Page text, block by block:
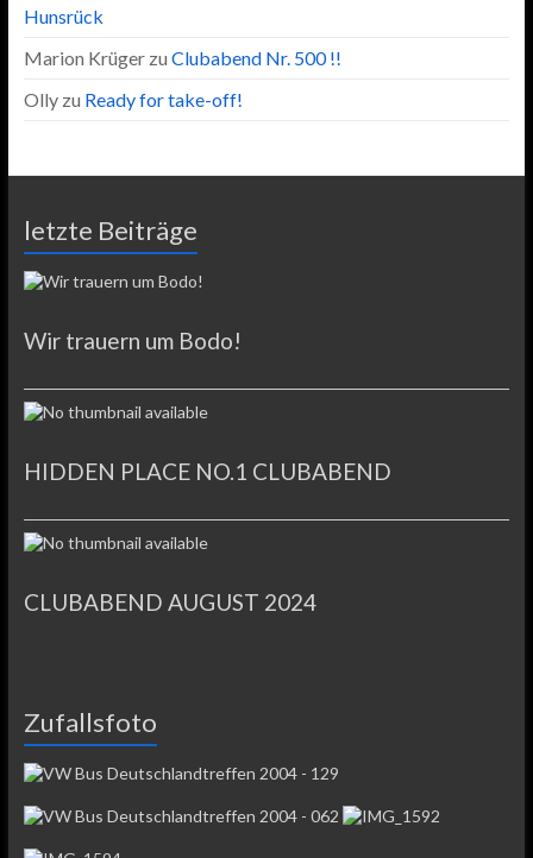
Hunsrück
Marion Krügerzu Clubabend Nr. 500 !!
Ollyzu Ready for take-off!
letzte Beiträge
Wir trauern um Bodo!
HIDDEN PLACE NO.1 CLUBABEND
CLUBABEND AUGUST 2024
Zufallsfoto